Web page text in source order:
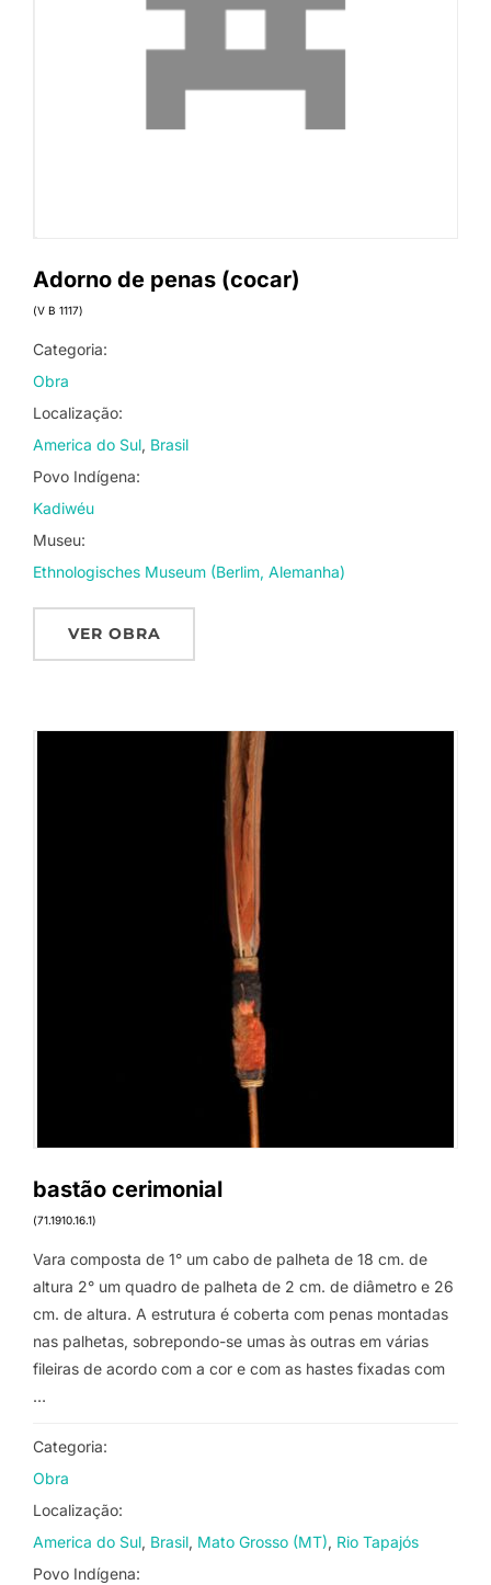
Adorno de penas (cocar)
(V B 1117)
Categoria:
Obra
Localização:
America do Sul Brasil
Povo Indígena:
Kadiwéu
Museu:
Ethnologisches Museum (Berlim, Alemanha)
VER OBRA
bastão cerimonial
(71.1910.16.1)
Vara composta de 1° um cabo de palheta de 18 cm. de
altura 2° um quadro de palheta de 2 cm. de diâmetro e 26
cm. de altura. A estrutura é coberta com penas montadas
nas palhetas, sobrepondo-se umas às outras em várias
fileiras de acordo com a cor e com as hastes fixadas com
…
Categoria:
Obra
Localização:
America do Sul Brasil Mato Grosso (MT) Rio Tapajós
Povo Indígena: